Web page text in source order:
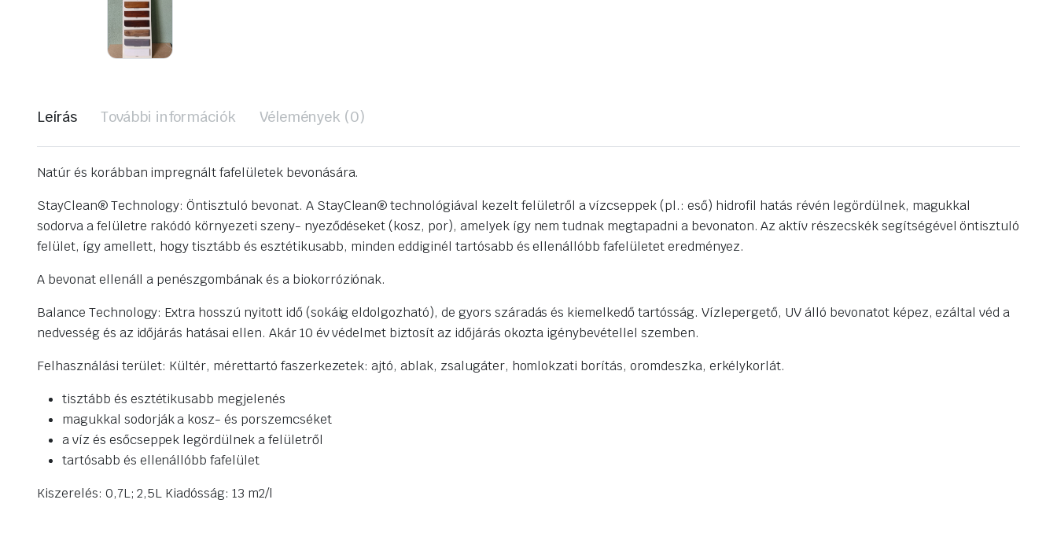
Leírás További információk Vélemények (0)
Natúr és korábban impregnált fafelületek bevonására.
StayClean® Technology: Öntisztuló bevonat. A StayClean® technológiával kezelt felületről a vízcseppek (pl.: eső) hidrofil hatás révén legördülnek, magukkal
sodorva a felületre rakódó környezeti szeny- nyeződéseket (kosz, por), amelyek így nem tudnak megtapadni a bevonaton. Az aktív részecskék segítségével öntisztuló
felület, így amellett, hogy tisztább és esztétikusabb, minden eddiginél tartósabb és ellenállóbb fafelületet eredményez.
A bevonat ellenáll a penészgombának és a biokorróziónak.
Balance Technology: Extra hosszú nyitott idő (sokáig eldolgozható), de gyors száradás és kiemelkedő tartósság. Vízlepergető, UV álló bevonatot képez, ezáltal véd a
nedvesség és az időjárás hatásai ellen. Akár 10 év védelmet biztosít az időjárás okozta igénybevétellel szemben.
Felhasználási terület: Kültér, mérettartó faszerkezetek: ajtó, ablak, zsalugáter, homlokzati borítás, oromdeszka, erkélykorlát.
tisztább és esztétikusabb megjelenés
magukkal sodorják a kosz- és porszemcséket
a víz és esőcseppek legördülnek a felületről
tartósabb és ellenállóbb fafelület
Kiszerelés: 0,7L; 2,5L Kiadósság: 13 m2/l